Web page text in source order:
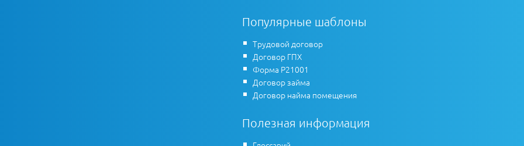
Популярные шаблоны
Трудовой договор
Договор ГПХ
Форма Р21001
Договор займа
Договор найма помещения
Полезная информация